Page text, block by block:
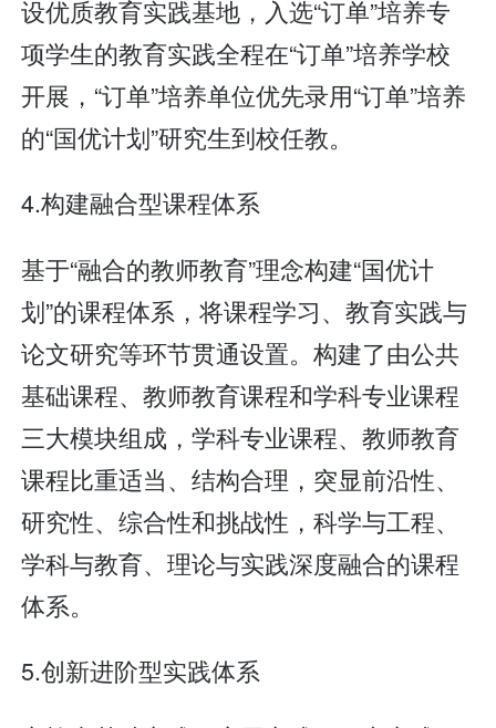
设优质教育实践基地，入选“订单”培养专
项学生的教育实践全程在“订单”培养学校
开展，“订单”培养单位优先录用“订单”培养
的“国优计划”研究生到校任教。
4.构建融合型课程体系
基于“融合的教师教育”理念构建“国优计
划”的课程体系，将课程学习、教育实践与
论文研究等环节贯通设置。构建了由公共
基础课程、教师教育课程和学科专业课程
三大模块组成，学科专业课程、教师教育
课程比重适当、结构合理，突显前沿性、
研究性、综合性和挑战性，科学与工程、
学科与教育、理论与实践深度融合的课程
体系。
5.创新进阶型实践体系